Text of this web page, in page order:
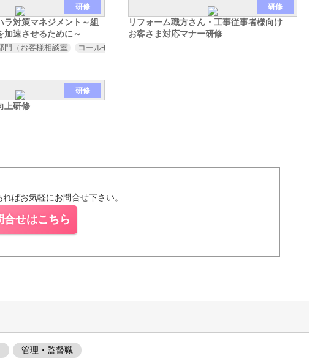
取引先対応職（営業 購買
研修
ラ対策マネジメント～組
加速させるために～
門（お客様相談室 コールセンター
研修
リフォーム職方さん・工事従事者様向け
お客さま対応マナー研修
研修
上研修
ばお気軽にお問合せ下さい。
合せはこちら
管理・監督職